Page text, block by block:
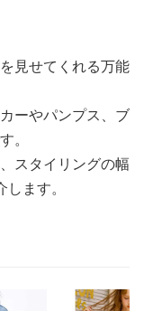
見せてくれる万能
ーやパンプス、ブ
。
スタイリングの幅
ます。